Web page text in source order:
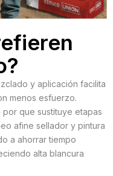
y aplicación facilita
menos esfuerzo.
que sustituye etapas
afine sellador y pintura
a ahorrar tiempo
alta blancura